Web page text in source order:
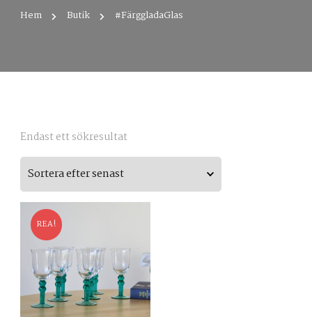
Hem Butik #FärggladaGlas
Endast ett sökresultat
REA!